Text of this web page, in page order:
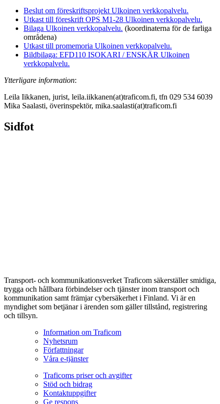
Beslut om föreskriftsprojekt Ulkoinen verkkopalvelu.
Utkast till föreskrift OPS M1-28 Ulkoinen verkkopalvelu.
Bilaga Ulkoinen verkkopalvelu. (koordinaterna för de farliga
områdena)
Utkast till promemoria Ulkoinen verkkopalvelu.
Bildbilaga: EFD110 ISOKARI / ENSKÄR Ulkoinen
verkkopalvelu.
Ytterligare information:
Leila Iikkanen, jurist, leila.iikkanen(at)traficom.fi, tfn 029 534 6039
Mika Saalasti, överinspektör, mika.saalasti(at)traficom.fi
Sidfot
Transport- och kommunikationsverket Traficom säkerställer smidiga,
trygga och hållbara förbindelser och tjänster inom transport och
kommunikation samt främjar cybersäkerhet i Finland. Vi är en
myndighet som betjänar i ärenden som gäller tillstånd, registrering
och tillsyn.
Information om Traficom
Nyhetsrum
Författningar
Våra e-tjänster
Traficoms priser och avgifter
Stöd och bidrag
Kontaktuppgifter
Ge respons